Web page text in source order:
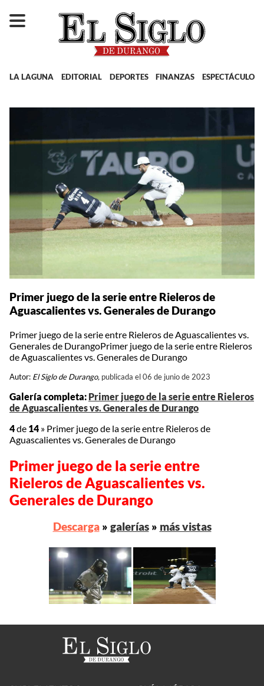
LA LAGUNA EDITORIAL DEPORTES FINANZAS ESPECTÁCULOS
Primer juego de la serie entre Rieleros de
Aguascalientes vs. Generales de Durango
Primer juego de la serie entre Rieleros de Aguascalientes vs.
Generales de DurangoPrimer juego de la serie entre Rieleros
de Aguascalientes vs. Generales de Durango
Autor: El Siglo de Durango, publicada el 06 de junio de 2023
Galería completa: Primer juego de la serie entre Rieleros
de Aguascalientes vs. Generales de Durango
4de 14 » Primer juego de la serie entre Rieleros de
Aguascalientes vs. Generales de Durango
Primer juego de la serie entre
Rieleros de Aguascalientes vs.
Generales de Durango
Descarga» galerías» más vistas